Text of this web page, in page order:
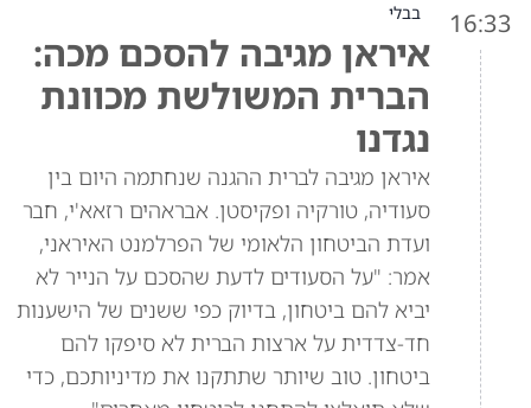
16:33 בבלי
איראן מגיבה להסכם מכה:
הברית המשולשת מכוונת
נגדנו
איראן מגיבה לברית ההגנה שנחתמה היום בין
סעודיה, טורקיה ופקיסטן. אבראהים רזאא'י, חבר
ועדת הביטחון הלאומי של הפרלמנט האיראני,
אמר: "על הסעודים לדעת שהסכם על הנייר לא
יביא להם ביטחון, בדיוק כפי ששנים של הישענות
חד-צדדית על ארצות הברית לא סיפקו להם
ביטחון. טוב שיותר שתתקנו את מדיניותכם, כדי